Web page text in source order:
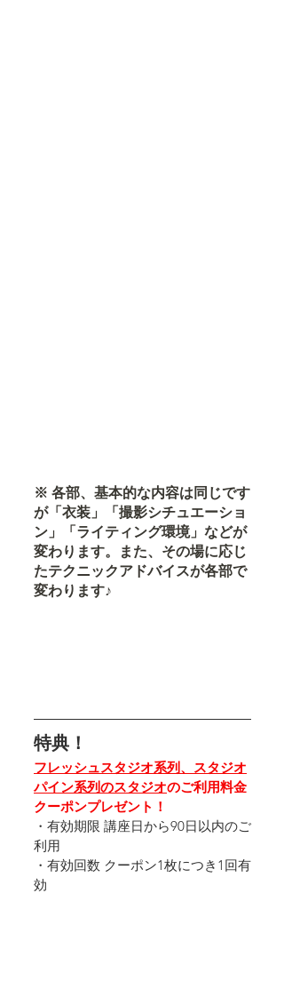
※ 各部、基本的な内容は同じです
が「衣装」「撮影シチュエーショ
ン」「ライティング環境」などが
変わります。また、その場に応じ
たテクニックアドバイスが各部で
変わります♪
特典！
フレッシュスタジオ系列、スタジオ
パイン系列のスタジオのご利用料金
クーポンプレゼント！
・有効期限 講座日から90日以内のご
利用
・有効回数 クーポン1枚につき1回有
効